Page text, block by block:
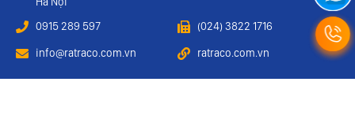
0915 289 597
(024) 3822 1716
info@ratraco.com.vn ratraco.com.vn